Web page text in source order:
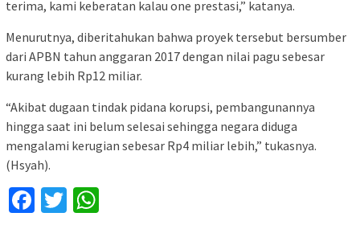
terima, kami keberatan kalau one prestasi,” katanya.
Menurutnya, diberitahukan bahwa proyek tersebut bersumber
dari APBN tahun anggaran 2017 dengan nilai pagu sebesar
kurang lebih Rp12 miliar.
“Akibat dugaan tindak pidana korupsi, pembangunannya
hingga saat ini belum selesai sehingga negara diduga
mengalami kerugian sebesar Rp4 miliar lebih,” tukasnya.
(Hsyah).
Facebook
Twitter